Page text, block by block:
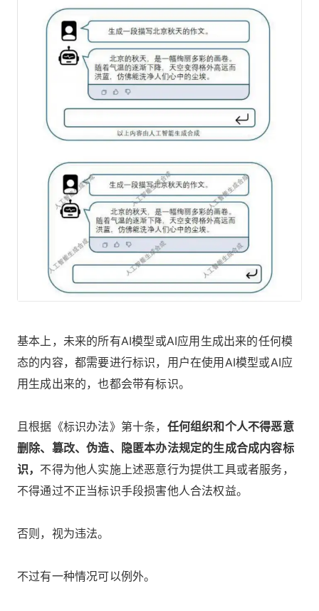
基本上，未来的所有AI模型或AI应用生成出来的任何模
态的内容，都需要进行标识，用户在使用AI模型或AI应
用生成出来的，也都会带有标识。
且根据《标识办法》第十条， 任何组织和个人不得恶意
删除、篡改、伪造、隐匿本办法规定的生成合成内容标
识， 不得为他人实施上述恶意行为提供工具或者服务，
不得通过不正当标识手段损害他人合法权益。
否则，视为违法。
不过有一种情况可以例外。